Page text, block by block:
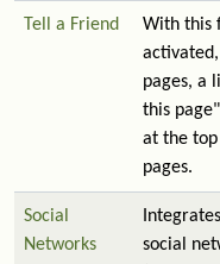
Tell a Friend
With this
pages, a
this
at the top
pages.
Social
Networks
social